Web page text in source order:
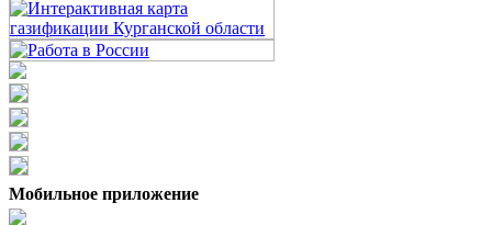
Мобильное приложение